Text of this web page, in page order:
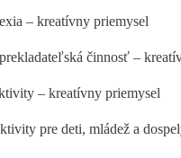
– kreatívny priemysel
činnosť –
– kreatívny priemysel
pre deti, mládež a